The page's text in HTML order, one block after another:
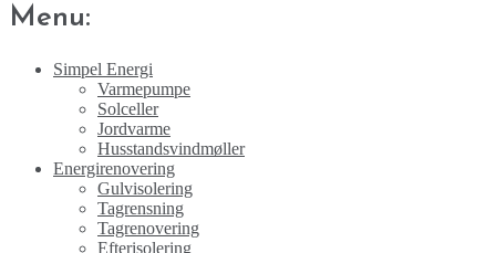
Menu:
Simpel Energi
Varmepumpe
Solceller
Jordvarme
Husstandsvindmøller
Energirenovering
Gulvisolering
Tagrensning
Tagrenovering
Efterisolering